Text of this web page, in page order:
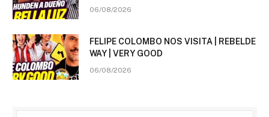
06/08/2026
FELIPE COLOMBO NOS VISITA | REBELDE
WAY | VERY GOOD
06/08/2026